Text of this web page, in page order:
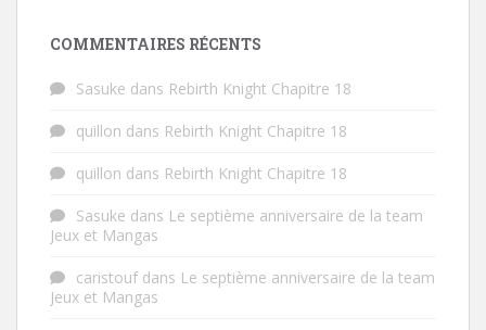
COMMENTAIRES RÉCENTS
Sasuke dans Rebirth Knight Chapitre 18
quillon dans Rebirth Knight Chapitre 18
quillon dans Rebirth Knight Chapitre 18
Sasuke dans Le septième anniversaire de la team
Jeux et Mangas
caristoufdans Le septième anniversaire de la team
Jeux et Mangas